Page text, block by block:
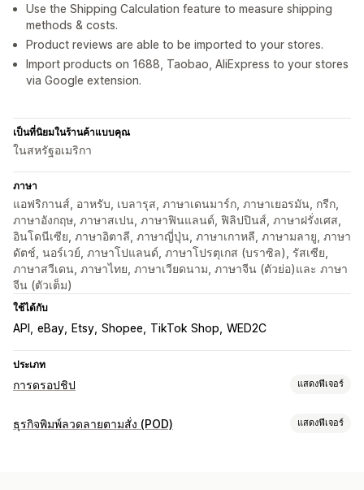
Use the Shipping Calculation feature to measure shipping
methods & costs.
Product reviews are able to be imported to your stores.
Import products on 1688, Taobao, AliExpress to your stores
via Google extension.
เป็นที่นิยมในร้านค้าแบบคุณ
ในสหรัฐอเมริกา
ภาษา
แอฟริกานส์, อาหรับ, เบลารุส, ภาษาเดนมาร์ก, ภาษาเยอรมัน, กรีก,
ภาษาอังกฤษ, ภาษาสเปน, ภาษาฟินแลนด์, ฟิลิปปินส์, ภาษาฝรั่งเศส,
อินโดนีเซีย, ภาษาอิตาลี, ภาษาญี่ปุ่น, ภาษาเกาหลี, ภาษามลายู, ภาษา
ดัตช์, นอร์เวย์, ภาษาโปแลนด์, ภาษาโปรตุเกส (บราซิล), รัสเซีย,
ภาษาสวีเดน, ภาษาไทย, ภาษาเวียดนาม, ภาษาจีน (ตัวย่อ)และ ภาษา
จีน (ตัวเต็ม)
ใช้ได้กับ
API eBay Etsy Shopee TikTok Shop WED2C
ประเภท
การดรอปชิป แสดงฟีเจอร์
สินค้าที่คุณขายได้
ธุรกิจพิมพ์ลวดลายตามสั่ง (POD) แสดงฟีเจอร์